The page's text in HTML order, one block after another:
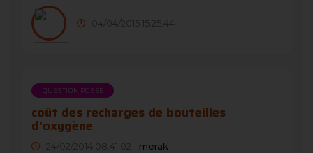
04/04/2015 15:25:44
QUESTION POSÉE
coût des recharges de bouteilles
d'oxygène
24/02/2014 08:41:02 - merak